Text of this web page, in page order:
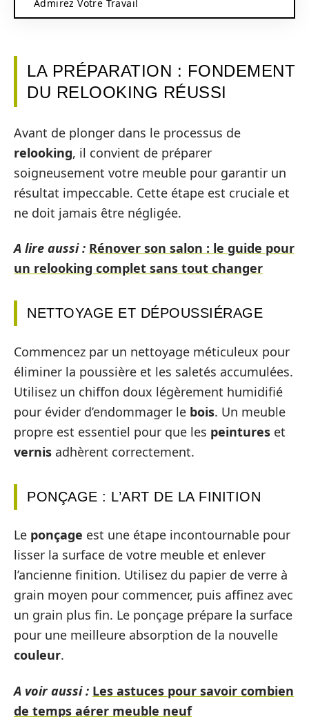
Admirez Votre Travail
LA PRÉPARATION : FONDEMENT
DU RELOOKING RÉUSSI
Avant de plonger dans le processus de
relooking, il convient de préparer
soigneusement votre meuble pour garantir un
résultat impeccable. Cette étape est cruciale et
ne doit jamais être négligée.
A lire aussi : Rénover son salon : le guide pour
un relooking complet sans tout changer
NETTOYAGE ET DÉPOUSSIÉRAGE
Commencez par un nettoyage méticuleux pour
éliminer la poussière et les saletés accumulées.
Utilisez un chiffon doux légèrement humidifié
pour évider d’endommager le bois. Un meuble
propre est essentiel pour que les peintures et
vernis adhèrent correctement.
PONÇAGE : L’ART DE LA FINITION
Le ponçage est une étape incontournable pour
lisser la surface de votre meuble et enlever
l’ancienne finition. Utilisez du papier de verre à
grain moyen pour commencer, puis affinez avec
un grain plus fin. Le ponçage prépare la surface
pour une meilleure absorption de la nouvelle
couleur.
A voir aussi : Les astuces pour savoir combien
de temps aérer meuble neuf